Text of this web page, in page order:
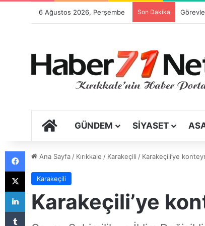
6 Ağustos 2026, Perşembe Son Dakika
ANA SAYFA
GÜNDEM SIYASET
Ana Sayfa/ Kırıkkale / Karakeçili / Karakeçili’ye
Karakeçili
Karakeçili’ye
Tumblr